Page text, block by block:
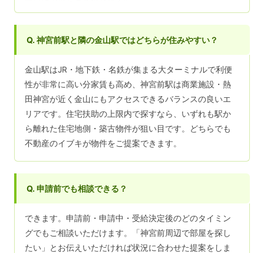
Q. 神宮前駅と隣の金山駅ではどちらが住みやすい？
金山駅はJR・地下鉄・名鉄が集まる大ターミナルで利便
性が非常に高い分家賃も高め、神宮前駅は商業施設・熱
田神宮が近く金山にもアクセスできるバランスの良いエ
リアです。住宅扶助の上限内で探すなら、いずれも駅か
ら離れた住宅地側・築古物件が狙い目です。どちらでも
不動産のイブキが物件をご提案できます。
Q. 申請前でも相談できる？
できます。申請前・申請中・受給決定後のどのタイミン
グでもご相談いただけます。「神宮前周辺で部屋を探し
たい」とお伝えいただければ状況に合わせた提案をしま